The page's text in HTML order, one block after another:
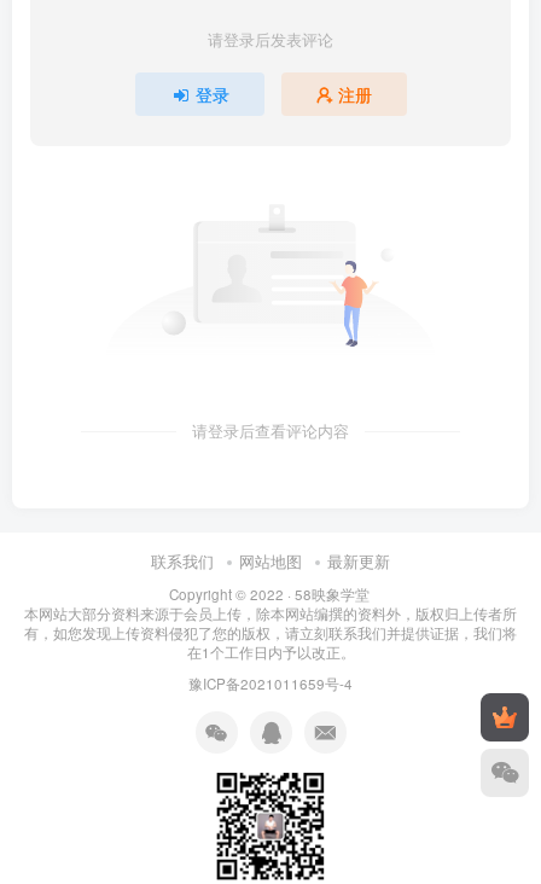
请登录后发表评论
登录 注册
请登录后查看评论内容
联系我们 网站地图 最新更新
Copyright © 2022 · 58映象学堂
本网站大部分资料来源于会员上传，除本网站编撰的资料外，版权归上传者所
有，如您发现上传资料侵犯了您的版权，请立刻联系我们并提供证据，我们将
在1个工作日内予以改正。
豫ICP备2021011659号-4